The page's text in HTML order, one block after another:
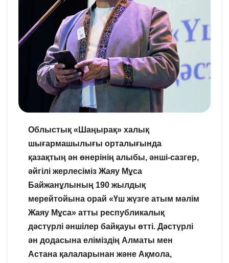
Облыстық «Шаңырақ» халық
шығармашылығы орталығында
қазақтың ән өнерінің алыбы, әнші-сазгер,
әйгілі жерлесіміз Жаяу Мұса
Байжанұлының 190 жылдық
мерейтойына орай «Үш жүзге атым мәлім
Жаяу Мұса» атты республикалық
дәстүрлі әншілер байқауы өтті. Дәстүрлі
ән додасына еліміздің Алматы мен
Астана қалаларынан және Ақмола,